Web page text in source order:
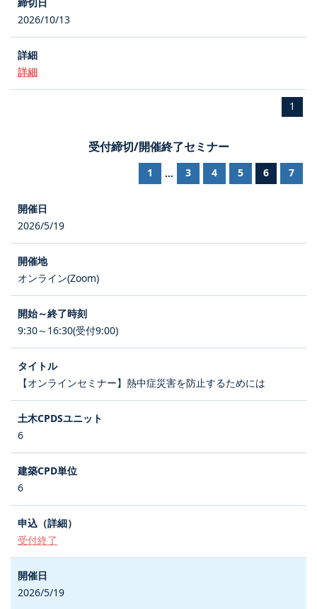
2026/10/13
詳細
1
受付締切/開催終了セミナー
1 ... 3 4 5 6 7
2026/5/19
オンライン(Zoom)
9:30～16:30(受付9:00)
【オンラインセミナー】熱中症災害を防止するためには
6
6
受付終了
2026/5/19